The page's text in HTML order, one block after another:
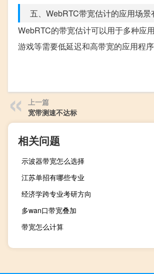
五、WebRTC带宽估计的应用场景
WebRTC的带宽估计可以用于多种应
游戏等需要低延迟和高带宽的应用程
上一篇
宽带测速不达标
相关问题
示波器带宽怎么选择
江苏单招有哪些专业
经济学跨专业考研方向
多wan口带宽叠加
带宽怎么计算